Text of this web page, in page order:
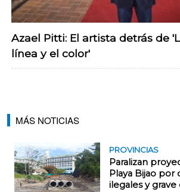
Azael Pitti: El artista detrás de
línea y el color'
MÁS NOTICIAS
PROVINCIAS
Paralizan
Playa Bijao por
ilegales y